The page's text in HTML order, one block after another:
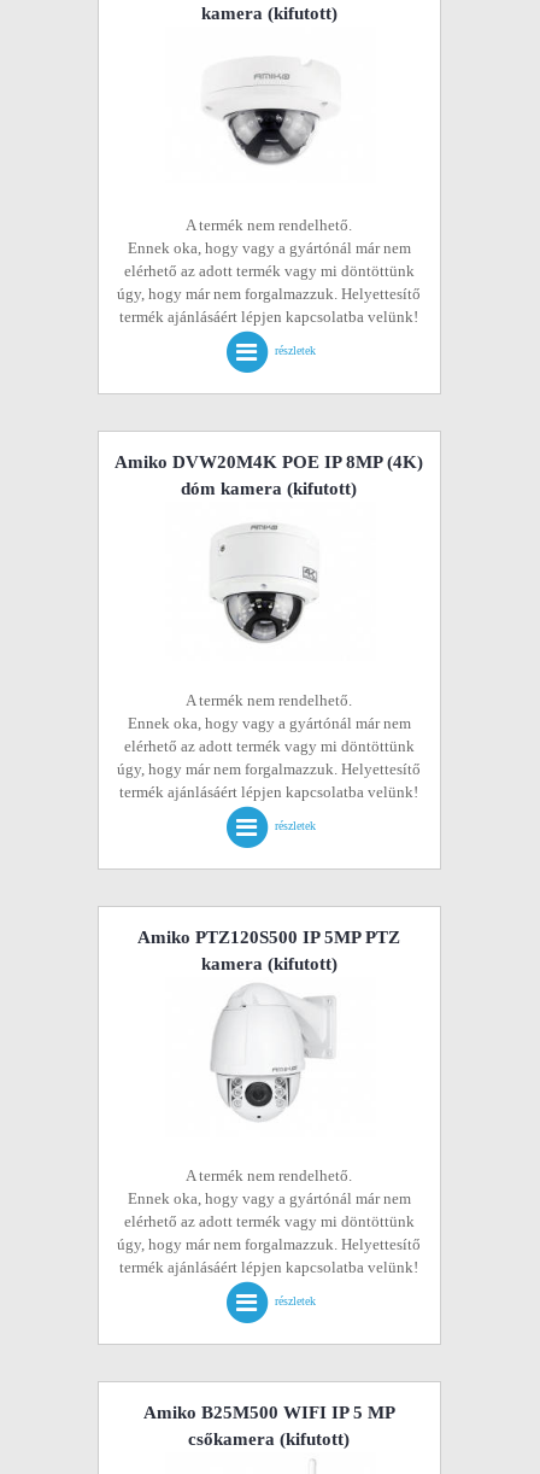
kamera (kifutott)
A termék nem rendelhető.
Ennek oka, hogy vagy a gyártónál már nem
elérhető az adott termék vagy mi döntöttünk
úgy, hogy már nem forgalmazzuk. Helyettesítő
termék ajánlásáért lépjen kapcsolatba velünk!
részletek
Amiko DVW20M4K POE IP 8MP (4K)
dóm kamera (kifutott)
A termék nem rendelhető.
Ennek oka, hogy vagy a gyártónál már nem
elérhető az adott termék vagy mi döntöttünk
úgy, hogy már nem forgalmazzuk. Helyettesítő
termék ajánlásáért lépjen kapcsolatba velünk!
részletek
Amiko PTZ120S500 IP 5MP PTZ
kamera (kifutott)
A termék nem rendelhető.
Ennek oka, hogy vagy a gyártónál már nem
elérhető az adott termék vagy mi döntöttünk
úgy, hogy már nem forgalmazzuk. Helyettesítő
termék ajánlásáért lépjen kapcsolatba velünk!
részletek
Amiko B25M500 WIFI IP 5 MP
csőkamera (kifutott)